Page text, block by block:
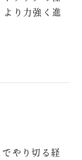
り力強く進
やり切る経